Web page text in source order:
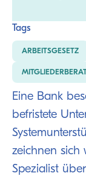
Eine Bank
befristete
zeichnen sich
Spezialist
Tags
ARBEITSGESETZ